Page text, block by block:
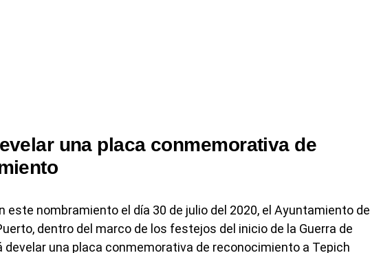
una placa conmemorativa de
este nombramiento el día 30 de julio del 2020, el Ayuntamiento de
dentro del marco de los festejos del inicio de la Guerra de
develar una placa conmemorativa de reconocimiento a Tepich